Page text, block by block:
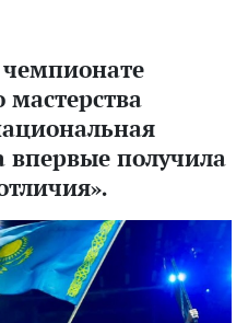
мастерства
впервые получила